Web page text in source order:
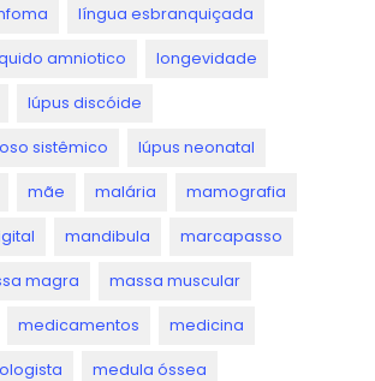
língua esbranquiçada
amniotico longevidade
lúpus discóide
sistêmico lúpus neonatal
mãe malária mamografia
mandibula marcapasso
magra massa muscular
medicamentos medicina
medula óssea